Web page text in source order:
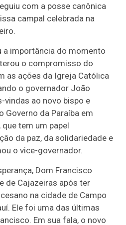
com a posse canônica
campal celebrada na
a importância do momento
o compromisso do
as ações da Igreja Católica
o governador João
vindas ao novo bispo e
da Paraíba em
tem um papel
da paz, da solidariedade e
o vice-governador.
Dom Francisco
de Cajazeiras após ter
na cidade de Campo
Ele foi uma das últimas
Em sua fala, o novo